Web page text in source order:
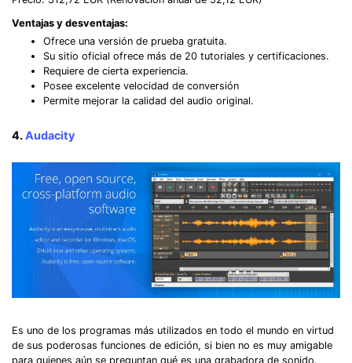
Ventajas y desventajas:
Ofrece una versión de prueba gratuita.
Su sitio oficial ofrece más de 20 tutoriales y certificaciones.
Requiere de cierta experiencia.
Posee excelente velocidad de conversión
Permite mejorar la calidad del audio original.
4.Audacity
Es uno de los programas más utilizados en todo el mundo en virtud
de sus poderosas funciones de edición, si bien no es muy amigable
para quienes aún se preguntan qué es una grabadora de sonido.